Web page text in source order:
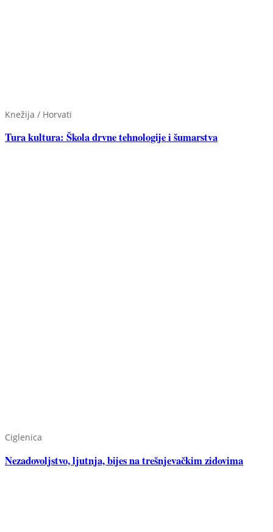
Knežija / Horvati
Tura kultura: Škola drvne tehnologije i šumarstva
Ciglenica
Nezadovoljstvo, ljutnja, bijes na trešnjevačkim zidovima